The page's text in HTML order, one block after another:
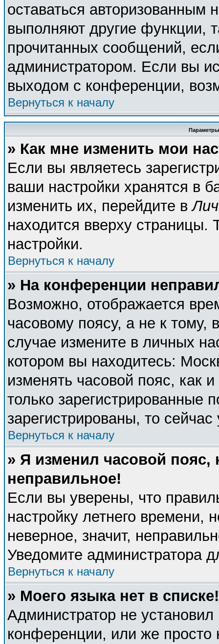
оставаться авторизованным
выполняют другие функции,
прочитанных сообщений,
администратором. Если вы
выходом с конференции,
Вернуться к началу
Параметры
» Как мне изменить мои
Если вы являетесь
ваши настройки хранятся в
изменить их, перейдите в
находится вверху
настройки.
Вернуться к началу
» На конференции
Возможно, отображается
часовому поясу, а не к тому,
случае измените в личных
котором вы находитесь:
изменять часовой пояс, как
только зарегистрированные
зарегистрированы, то
Вернуться к началу
» Я изменил часовой пояс,
неправильное!
Если вы уверены, что
настройку летнего времени,
неверное, значит,
Уведомите администратора
Вернуться к началу
» Моего языка нет в списке!
Администратор не
конференции, или же просто